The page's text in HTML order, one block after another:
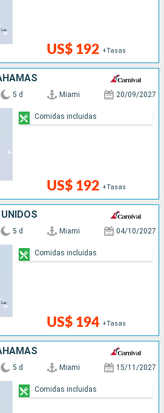
US$ 192 +Tasas
5 d Miami 20/09/2027
US$ 192 +Tasas
Comidas incluidas
5 d Miami 04/10/2027
US$ 194 +Tasas
Comidas incluidas
5 d Miami 15/11/2027
Comidas incluidas